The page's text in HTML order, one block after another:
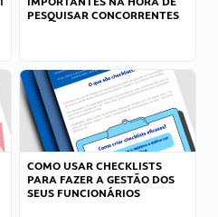
PESQUISAR CONCORRENTES
COMO USAR CHECKLISTS
PARA FAZER A GESTÃO DOS
SEUS FUNCIONÁRIOS